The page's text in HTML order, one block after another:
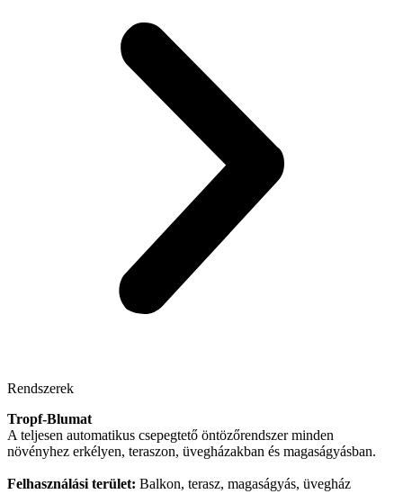
Rendszerek
Tropf-Blumat
A teljesen automatikus csepegtető öntözőrendszer minden
növényhez erkélyen, teraszon, üvegházakban és magaságyásban.
Felhasználási terület: Balkon, terasz, magaságyás, üvegház